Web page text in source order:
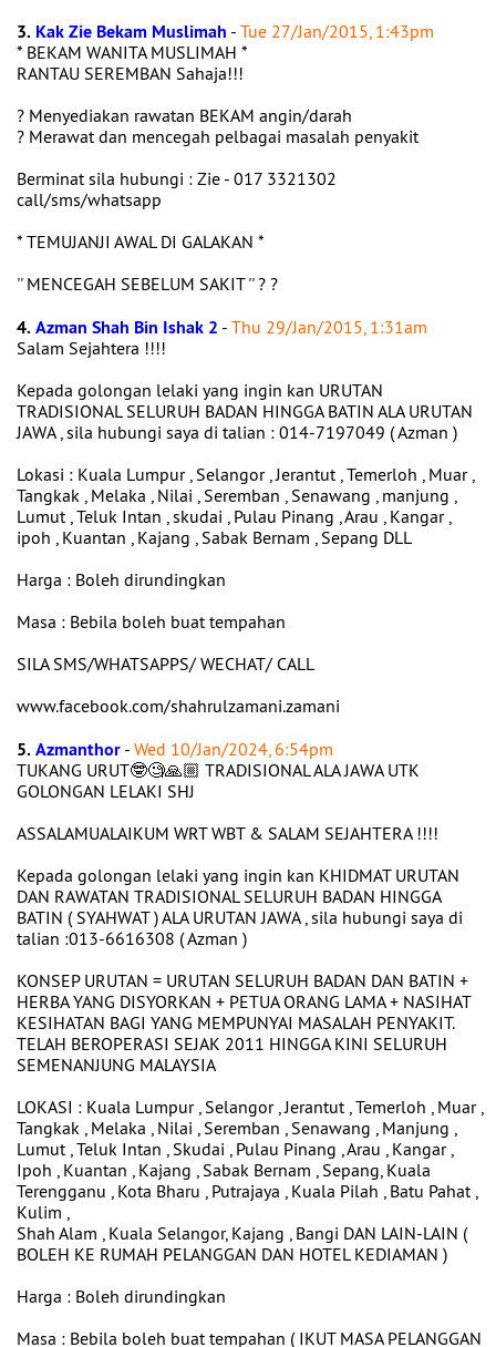
3. Kak Zie Bekam Muslimah - Tue 27/Jan/2015, 1:43pm
* BEKAM WANITA MUSLIMAH *
RANTAU SEREMBAN Sahaja!!!
? Menyediakan rawatan BEKAM angin/darah
? Merawat dan mencegah pelbagai masalah penyakit
Berminat sila hubungi : Zie - 017 3321302
call/sms/whatsapp
* TEMUJANJI AWAL DI GALAKAN *
'' MENCEGAH SEBELUM SAKIT '' ? ?
4.Azman Shah Bin Ishak 2 - Thu 29/Jan/2015, 1:31am
Salam Sejahtera !!!!
Kepada golongan lelaki yang ingin kan URUTAN
TRADISIONAL SELURUH BADAN HINGGA BATIN ALA URUTAN
JAWA , sila hubungi saya di talian : 014-7197049 ( Azman )
Lokasi : Kuala Lumpur , Selangor , Jerantut , Temerloh , Muar ,
Tangkak , Melaka , Nilai , Seremban , Senawang , manjung ,
Lumut , Teluk Intan , skudai , Pulau Pinang , Arau , Kangar ,
ipoh , Kuantan , Kajang , Sabak Bernam , Sepang DLL
Harga : Boleh dirundingkan
Masa : Bebila boleh buat tempahan
SILA SMS/WHATSAPPS/ WECHAT/ CALL
www.facebook.com/shahrulzamani.zamani
5.Azmanthor - Wed 10/Jan/2024, 6:54pm
TUKANG URUT🤓🧐🙏🏼 TRADISIONAL ALA JAWA UTK
GOLONGAN LELAKI SHJ
ASSALAMUALAIKUM WRT WBT & SALAM SEJAHTERA !!!!
Kepada golongan lelaki yang ingin kan KHIDMAT URUTAN
DAN RAWATAN TRADISIONAL SELURUH BADAN HINGGA
BATIN ( SYAHWAT ) ALA URUTAN JAWA , sila hubungi saya di
talian :013-6616308 ( Azman )
KONSEP URUTAN = URUTAN SELURUH BADAN DAN BATIN +
HERBA YANG DISYORKAN + PETUA ORANG LAMA + NASIHAT
KESIHATAN BAGI YANG MEMPUNYAI MASALAH PENYAKIT.
TELAH BEROPERASI SEJAK 2011 HINGGA KINI SELURUH
SEMENANJUNG MALAYSIA
LOKASI : Kuala Lumpur , Selangor , Jerantut , Temerloh , Muar ,
Tangkak , Melaka , Nilai , Seremban , Senawang , Manjung ,
Lumut , Teluk Intan , Skudai , Pulau Pinang , Arau , Kangar ,
Ipoh , Kuantan , Kajang , Sabak Bernam , Sepang, Kuala
Terengganu , Kota Bharu , Putrajaya , Kuala Pilah , Batu Pahat ,
Kulim ,
Shah Alam , Kuala Selangor, Kajang , Bangi DAN LAIN-LAIN (
BOLEH KE RUMAH PELANGGAN DAN HOTEL KEDIAMAN )
Harga : Boleh dirundingkan
Masa : Bebila boleh buat tempahan ( IKUT MASA PELANGGAN